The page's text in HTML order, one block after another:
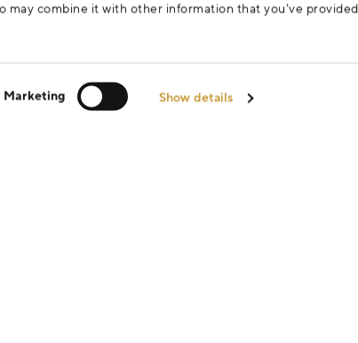
may combine it with other information that you’ve provided
Marketing Show details